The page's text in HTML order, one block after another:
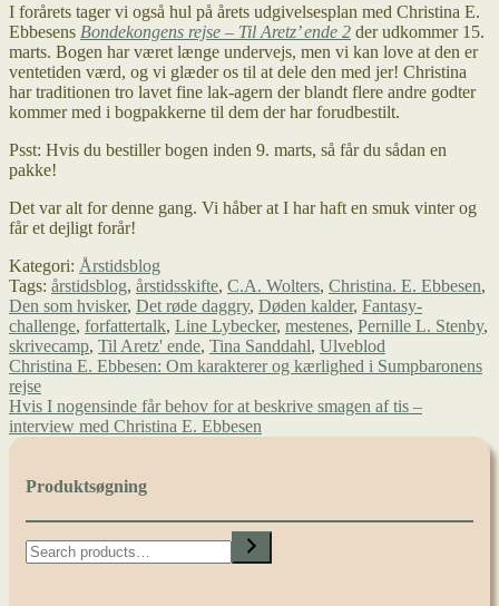
I forårets tager vi også hul på årets udgivelsesplan med Christina E.
Ebbesens Bondekongens rejse – Til Aretz’ ende 2 der udkommer 15.
marts. Bogen har været længe undervejs, men vi kan love at den er
ventetiden værd, og vi glæder os til at dele den med jer! Christina
har traditionen tro lavet fine lak-agern der blandt flere andre godter
kommer med i bogpakkerne til dem der har forudbestilt.
Psst: Hvis du bestiller bogen inden 9. marts, så får du sådan en
pakke!
Det var alt for denne gang. Vi håber at I har haft en smuk vinter og
får et dejligt forår!
Kategori: Årstidsblog
Tags: årstidsblog, årstidsskifte, C.A. Wolters, Christina. E. Ebbesen,
Den som hvisker, Det røde daggry, Døden kalder, Fantasy-
challenge, forfattertalk, Line Lybecker, mestenes, Pernille L. Stenby,
skrivecamp, Til Aretz' ende, Tina Sanddahl, Ulveblod
Indlægsnavigation
Forrige
indlæg:
Christina E. Ebbesen: Om karakterer og kærlighed i Sumpbaronens
rejse
Næste
indlæg:
Hvis I nogensinde får behov for at beskrive smagen af tis –
interview med Christina E. Ebbesen
Produktsøgning
Search